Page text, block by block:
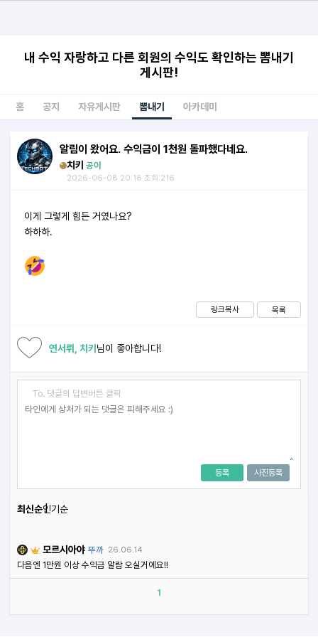
내 수익 자랑하고 다른 회원의 수익도 확인하는 뽐내기
게시판!
홈 공지 자유게시판 뽐내기 아카데미
알림이 왔어요. 수익금이 1천원 돌파했다네요.
치키 공이
2026-06-08 20:18 조회:216
이게 그렇게 힘든 거였나요?
하하하.
링크복사 목록
연서뤼, 치키 님이 좋아합니다!
To. 댓글의 답변버튼 클릭
사진등록
등록
최신순인기순
모르시아야 뚜까 26.06.14
다음엔 1만원 이상 수익금 알람 오실거에요!!
1